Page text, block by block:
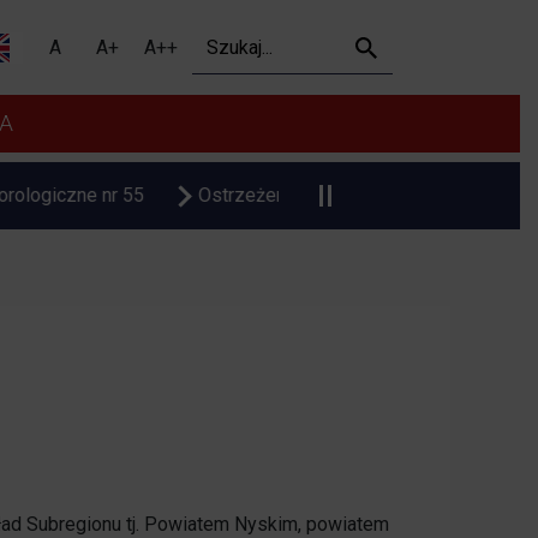
w Prudniku
A A+ A++ Szukaj
nr 55 Ostrzeżenie meteorologiczne upał
Subregionu tj. Powiatem Nyskim, powiatem